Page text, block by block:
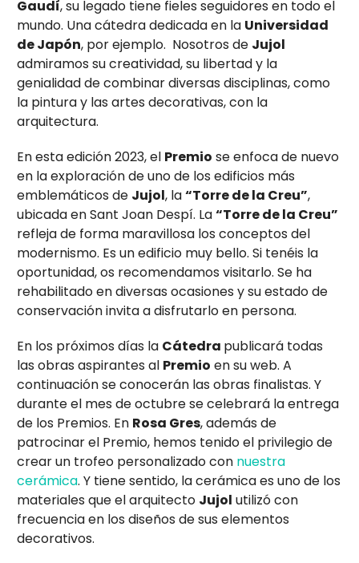
Gaudí, su legado tiene fieles seguidores en todo el
mundo. Una cátedra dedicada en la Universidad
de Japón, por ejemplo. Nosotros de Jujol
admiramos su creatividad, su libertad y la
genialidad de combinar diversas disciplinas, como
la pintura y las artes decorativas, con la
arquitectura.
En esta edición 2023, el Premio se enfoca de nuevo
en la exploración de uno de los edificios más
emblemáticos de Jujol, la“Torre de la Creu”,
ubicada en Sant Joan Despí. La“Torre de la Creu”
refleja de forma maravillosa los conceptos del
modernismo. Es un edificio muy bello. Si tenéis la
oportunidad, os recomendamos visitarlo. Se ha
rehabilitado en diversas ocasiones y su estado de
conservación invita a disfrutarlo en persona.
En los próximos días la Cátedra publicará todas
las obras aspirantes al Premio en su web. A
continuación se conocerán las obras finalistas. Y
durante el mes de octubre se celebrará la entrega
de los Premios. En Rosa Gres, además de
patrocinar el Premio, hemos tenido el privilegio de
crear un trofeo personalizado con nuestra
cerámica. Y tiene sentido, la cerámica es uno de los
materiales que el arquitecto Jujol utilizó con
frecuencia en los diseños de sus elementos
decorativos.